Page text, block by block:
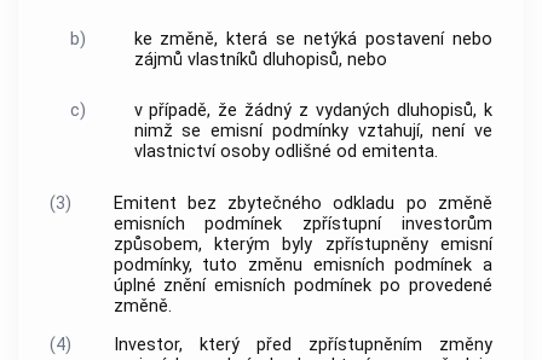
b)
ke změně, která se netýká postavení nebo
zájmů vlastníků dluhopisů, nebo
c)
v případě, že žádný z vydaných dluhopisů, k
nimž se emisní podmínky vztahují, není ve
vlastnictví osoby odlišné od emitenta.
(3)
Emitent bez zbytečného odkladu po změně
emisních podmínek zpřístupní investorům
způsobem, kterým byly zpřístupněny emisní
podmínky, tuto změnu emisních podmínek a
úplné znění emisních podmínek po provedené
změně.
(4)
Investor, který před zpřístupněním změny